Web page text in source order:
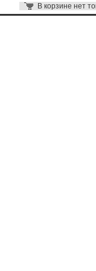
В корзине нет